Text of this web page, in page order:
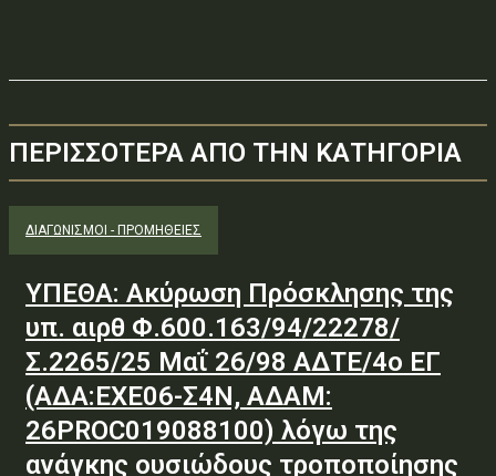
ΠΕΡΙΣΣΟΤΕΡΑ ΑΠΟ ΤΗΝ ΚΑΤΗΓΟΡΙΑ
ΔΙΑΓΩΝΙΣΜΟΊ - ΠΡΟΜΉΘΕΙΕΣ
ΥΠΕΘΑ: Ακύρωση Πρόσκλησης της
υπ. αιρθ Φ.600.163/94/22278/
Σ.2265/25 Μαΐ 26/98 ΑΔΤΕ/4ο ΕΓ
(ΑΔΑ:ΕΧΕ06-Σ4Ν, ΑΔΑΜ:
26PROC019088100) λόγω της
ανάγκης ουσιώδους τροποποίησης